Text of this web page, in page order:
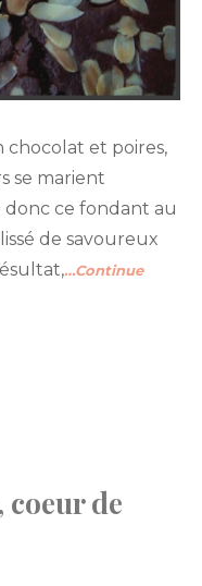
chocolat et poires,
se marient
donc ce fondant au
de savoureux
…Continue
de